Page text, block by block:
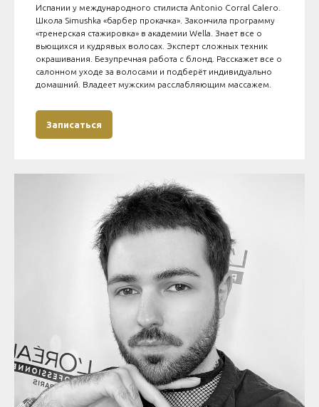
Испании у международного стилиста Antonio Corral Calero.
Школа Simushka «барбер прокачка». Закончила программу
«тренерская стажировка» в академии Wella. Знает все о
вьющихся и кудрявых волосах. Эксперт сложных техник
окрашивания. Безупречная работа с блонд. Расскажет все о
салонном уходе за волосами и подберёт индивидуально
домашний. Владеет мужским расслабляющим массажем.
Записаться